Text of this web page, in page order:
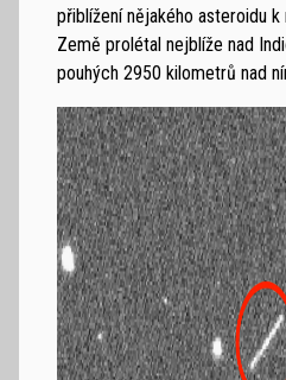
přiblížení nějakého asteroidu
Země prolétal nejblíže nad
pouhých 2950 kilometrů nad